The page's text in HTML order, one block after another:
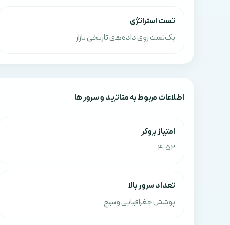
تست استراتژی
بک‌تست روی داده‌های تاریخی بازار
اطلاعات مربوط به متاترید و سرور ها
امتياز بروکر
4.52
تعداد سرور بالا
پوشش جغرافیایی وسیع